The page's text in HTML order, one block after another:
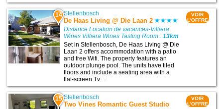
14 Stellenbosch
De Haas Living @ Die Laan 2
Distance Location de vacances-Villiera
Wines Villiera Wines Tasting Room :13km
Set in Stellenbosch, De Haas Living @ Die
Laan 2 offers accommodation with a patio
and free Wifi. The property features an
outdoor plunge pool. The units have tiled
floors and include a seating area with a
flat-screen Tv ...
VOIR
L'OFFRE
15 Stellenbosch
Two Vines Romantic Guest Studio
VOIR
L'OFFRE